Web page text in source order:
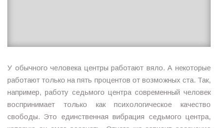
У обычного человека центры работают вяло. А некоторые
работают только на пять процентов от возможных ста. Так,
например, работу седьмого центра современный человек
воспринимает только как психологическое качество
свободы. Это единственная вибрация седьмого центра,